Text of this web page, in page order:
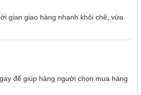
gian giao hàng nhanh khỏi chê, vừa
để giúp hàng người chọn mua hàng